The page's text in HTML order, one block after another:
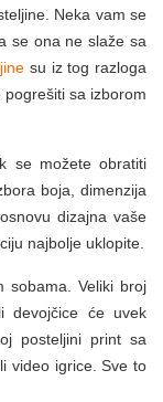
Neka vam se
se ona ne slaže sa
su iz tog razloga
sa izborom
se možete obratiti
boja, dimenzija
dizajna vaše
najbolje uklopite.
sobama. Veliki broj
devojčice će uvek
posteljini print sa
video igrice. Sve to